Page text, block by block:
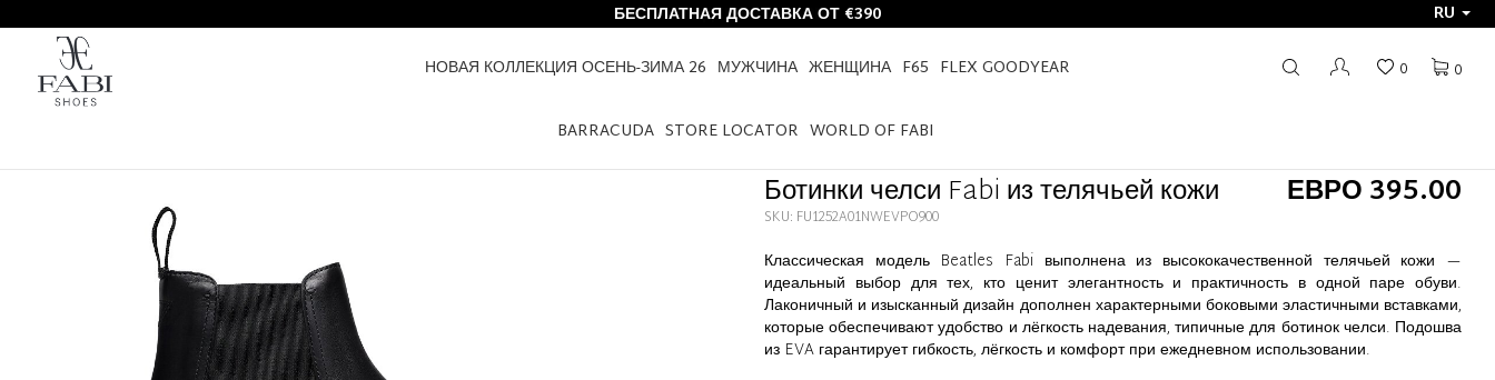
БЕСПЛАТНАЯ ДОСТАВКА ОТ €390
RU
НОВАЯ КОЛЛЕКЦИЯ ОСЕНЬ-ЗИМА 26 МУЖЧИНА ЖЕНЩИНА F65 FLEX GOODYEAR
BARRACUDA STORE LOCATOR WORLD OF FABI
0
0
HOME БОТИНКИ ЧЕЛСИ FABI ИЗ ТЕЛЯЧЬЕЙ КОЖИ
Ботинки челси Fabi из телячьей кожи ЕВРО 395.00
SKU: FU1252A01NWEVPO900
Классическая модель Beatles Fabi выполнена из высококачественной телячьей кожи —
идеальный выбор для тех, кто ценит элегантность и практичность в одной паре обуви.
Лаконичный и изысканный дизайн дополнен характерными боковыми эластичными вставками,
которые обеспечивают удобство и лёгкость надевания, типичные для ботинок челси. Подошва
из EVA гарантирует гибкость, лёгкость и комфорт при ежедневном использовании.